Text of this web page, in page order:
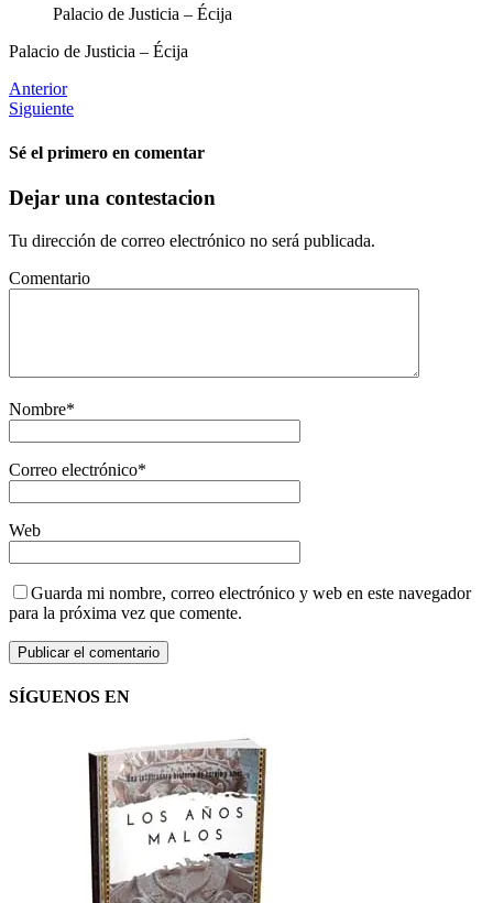
Palacio de Justicia – Écija
Palacio de Justicia – Écija
Anterior
Siguiente
Sé el primero en comentar
Dejar una contestacion
Tu dirección de correo electrónico no será publicada.
Comentario
Nombre*
Correo electrónico*
Web
Guarda mi nombre, correo electrónico y web en este navegador
para la próxima vez que comente.
SÍGUENOS EN